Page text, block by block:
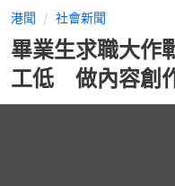
港聞 社會新聞
畢業生求職大作
工低 做內容創